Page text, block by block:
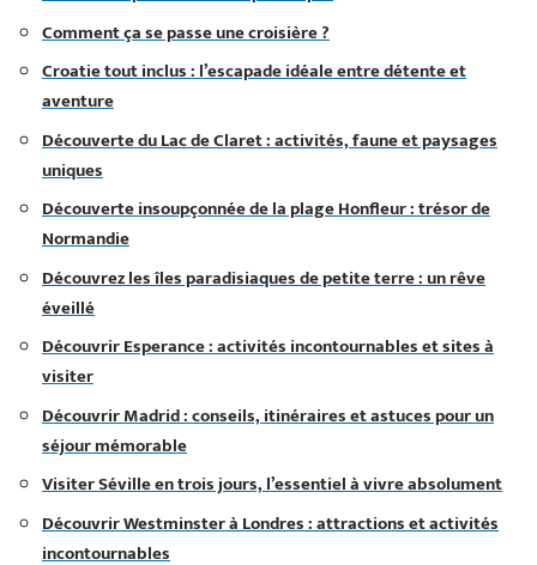
Comment ça se passe une croisière ?
Croatie tout inclus : l’escapade idéale entre détente et
aventure
Découverte du Lac de Claret : activités, faune et paysages
uniques
Découverte insoupçonnée de la plage Honfleur : trésor de
Normandie
Découvrez les îles paradisiaques de petite terre : un rêve
éveillé
Découvrir Esperance : activités incontournables et sites à
visiter
Découvrir Madrid : conseils, itinéraires et astuces pour un
séjour mémorable
Visiter Séville en trois jours, l’essentiel à vivre absolument
Découvrir Westminster à Londres : attractions et activités
incontournables